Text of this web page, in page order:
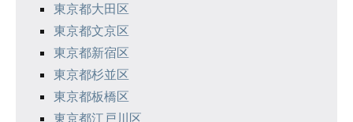
東京都大田区
東京都文京区
東京都新宿区
東京都杉並区
東京都板橋区
東京都江戸川区